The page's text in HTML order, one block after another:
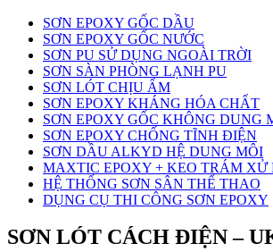
SƠN EPOXY GỐC DẦU
SƠN EPOXY GỐC NƯỚC
SƠN PU SỬ DỤNG NGOÀI TRỜI
SƠN SÀN PHÒNG LẠNH PU
SƠN LÓT CHỊU ẨM
SƠN EPOXY KHÁNG HÓA CHẤT
SƠN EPOXY GỐC KHÔNG DUNG
SƠN EPOXY CHỐNG TĨNH ĐIỆN
SƠN DẦU ALKYD HỆ DUNG MÔI
MAXTIC EPOXY + KEO TRÁM XỬ
HỆ THỐNG SƠN SÂN THỂ THAO
DỤNG CỤ THI CÔNG SƠN EPOXY
SƠN LÓT CÁCH ĐIỆN –